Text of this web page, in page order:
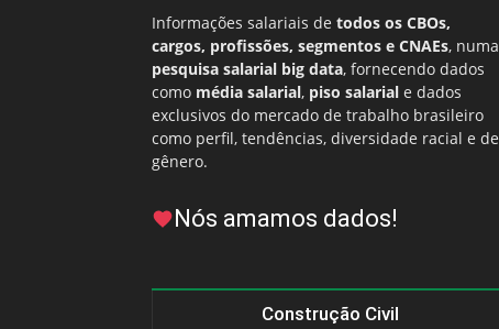
Informações salariais de todos os CBOs,
cargos, profissões, segmentos e CNAEs, numa
pesquisa salarial big data, fornecendo dados
como média salarial, piso salarial e dados
exclusivos do mercado de trabalho brasileiro
como perfil, tendências, diversidade racial e de
gênero.
Nós amamos dados!
Construção Civil